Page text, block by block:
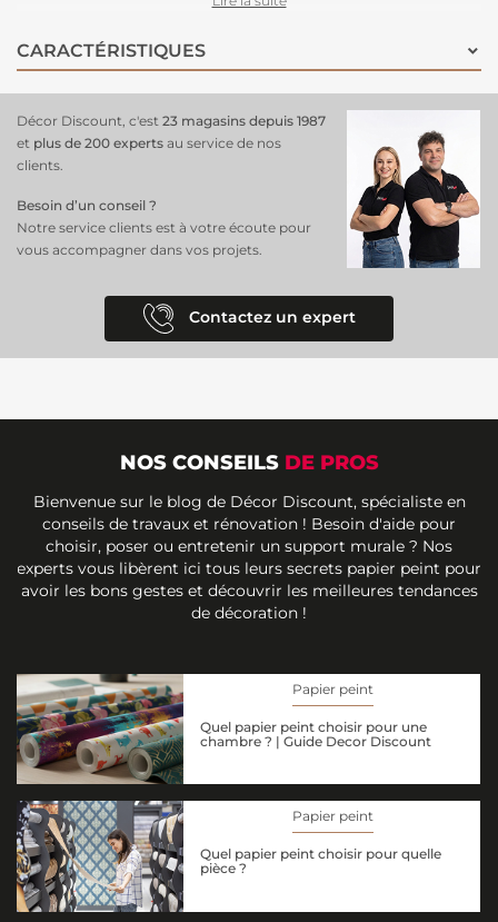
élégant et apaisant transforme vos murs en un tableau printanier
sophistiqué. Facile à installer et durable, cepanoramique en intissé
CARACTÉRISTIQUES
Décor Discount, c'est 23 magasins depuis 1987
et plus de 200 experts au service de nos
clients.
Besoin d’un conseil ?
Notre service clients est à votre écoute pour
vous accompagner dans vos projets.
Contactez un expert
NOS CONSEILS DE PROS
Bienvenue sur le blog de Décor Discount, spécialiste en
conseils de travaux et rénovation ! Besoin d'aide pour
choisir, poser ou entretenir un support murale ? Nos
experts vous libèrent ici tous leurs secrets papier peint pour
avoir les bons gestes et découvrir les meilleures tendances
de décoration !
Papier peint
Quel papier peint choisir pour une
chambre ? | Guide Decor Discount
Papier peint
Quel papier peint choisir pour quelle
pièce ?